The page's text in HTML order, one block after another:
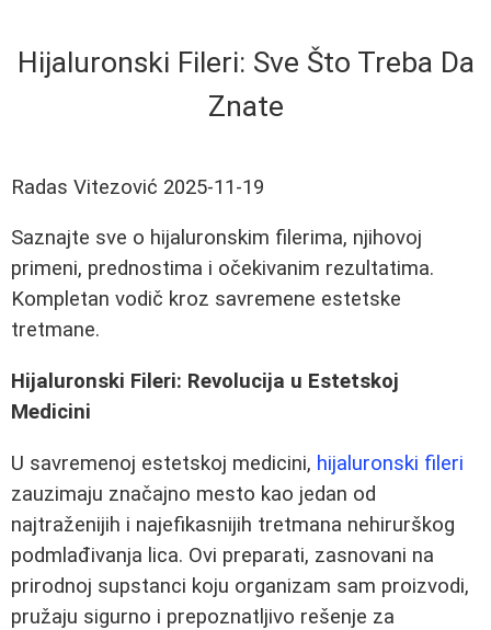
Hijaluronski Fileri: Sve Što Treba Da
Znate
Radas Vitezović 2025-11-19
Saznajte sve o hijaluronskim filerima, njihovoj
primeni, prednostima i očekivanim rezultatima.
Kompletan vodič kroz savremene estetske
tretmane.
Hijaluronski Fileri: Revolucija u Estetskoj
Medicini
U savremenoj estetskoj medicini, hijaluronski fileri
zauzimaju značajno mesto kao jedan od
najtraženijih i najefikasnijih tretmana nehirurškog
podmlađivanja lica. Ovi preparati, zasnovani na
prirodnoj supstanci koju organizam sam proizvodi,
pružaju sigurno i prepoznatljivo rešenje za